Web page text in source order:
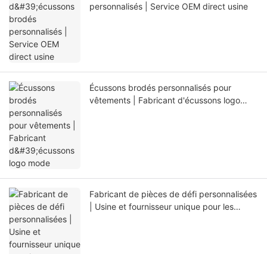
personnalisés | Service OEM direct usine
Écussons brodés personnalisés pour
vêtements | Fabricant d'écussons logo
Fabricant de pièces de défi personnalisées
| Usine et fournisseur unique pour les